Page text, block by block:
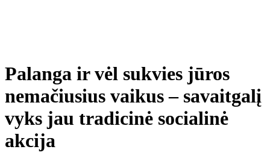
Palanga ir vėl sukvies jūros
nemačiusius vaikus – savaitgalį
vyks jau tradicinė socialinė
akcija